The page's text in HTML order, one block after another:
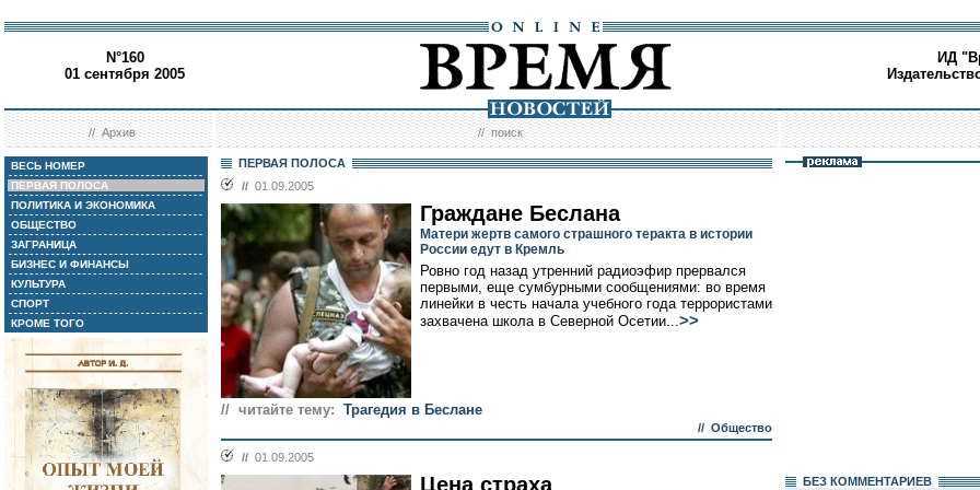
N°160
01 сентября 2005
ИД
//Архив //поиск
ВЕСЬ НОМЕР
ПЕРВАЯ ПОЛОСА
ПОЛИТИКА И ЭКОНОМИКА
ОБЩЕСТВО
ЗАГРАНИЦА
БИЗНЕС И ФИНАНСЫ
КУЛЬТУРА
СПОРТ
КРОМЕ ТОГО
ПЕРВАЯ ПОЛОСА
// 01.09.2005
Граждане Беслана
Матери жертв самого страшного теракта в истории
России едут в Кремль
Ровно год назад утренний радиоэфир прервался
первыми, еще сумбурными сообщениями: во время
линейки в честь начала учебного года террористами
захвачена школа в Северной Осетии...>>
// читайте тему: Трагедия в Беслане
// Общество
// 01.09.2005
Цена страха
БЕЗ КОМMЕНТАРИЕВ